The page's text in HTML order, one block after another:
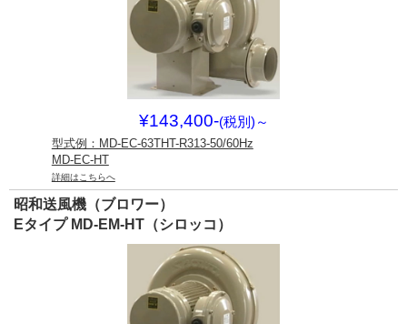
¥143,400-(税別) ～
型式例：MD-EC-63THT-R313-50/60Hz
MD-EC-HT
詳細はこちらへ
昭和送風機（ブロワー）
Eタイプ MD-EM-HT（シロッコ）